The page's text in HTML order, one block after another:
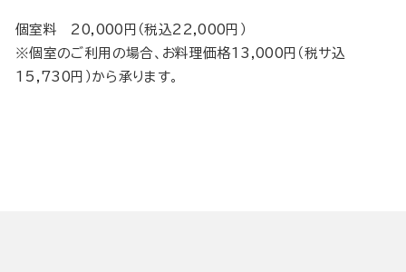
個室料 20,000円（税込22,000円）
※個室のご利用の場合、お料理価格13,000円（税サ込
15,730円）から承ります。